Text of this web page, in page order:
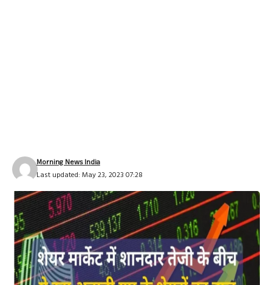
Last updated: May 23, 2023 07:28
Morning News India